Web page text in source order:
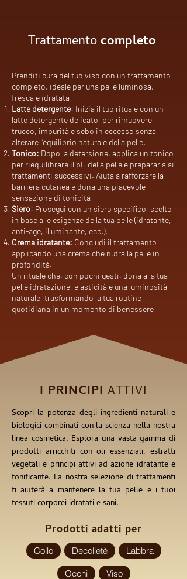
Trattamentocompleto
Prenditi cura del tuo viso con un trattamento
completo, ideale per una pelle luminosa,
fresca e idratata.
Latte detergente: Inizia il tuo rituale con un
latte detergente delicato, per rimuovere
trucco, impurità e sebo in eccesso senza
alterare l’equilibrio naturale della pelle.
Tonico: Dopo la detersione, applica un tonico
per riequilibrare il pH della pelle e prepararla ai
trattamenti successivi. Aiuta a rafforzare la
barriera cutanea e dona una piacevole
sensazione di tonicità.
Siero: Prosegui con un siero specifico, scelto
in base alle esigenze della tua pelle (idratante,
anti-age, illuminante, ecc.).
Crema idratante: Concludi il trattamento
applicando una crema che nutra la pelle in
profondità.
Un rituale che, con pochi gesti, dona alla tua
pelle idratazione, elasticità e una luminosità
naturale, trasformando la tua routine
quotidiana in un momento di benessere.
I PRINCIPIATTIVI
Scopri la potenza degli ingredienti naturali e
biologici combinati con la scienza nella nostra
linea cosmetica. Esplora una vasta gamma di
prodotti arricchiti con oli essenziali, estratti
vegetali e principi attivi ad azione idratante e
tonificante. La nostra selezione di trattamenti
ti aiuterà a mantenere la tua pelle e i tuoi
tessuti corporei idratati e sani.
Prodotti adatti per
Collo Decolletè Labbra
Occhi Viso